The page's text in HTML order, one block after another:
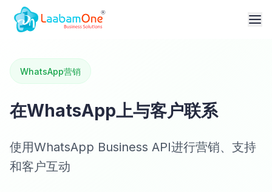
WhatsApp营销
在WhatsApp上与客户联系
使用WhatsApp Business API进行营销、支持
和客户互动